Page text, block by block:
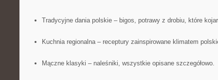
Tradycyjne dania polskie – bigos, potrawy z drobiu, które
Kuchnia regionalna – receptury zainspirowane klimatem
Mączne klasyki – naleśniki, wszystkie opisane szczegółowo.